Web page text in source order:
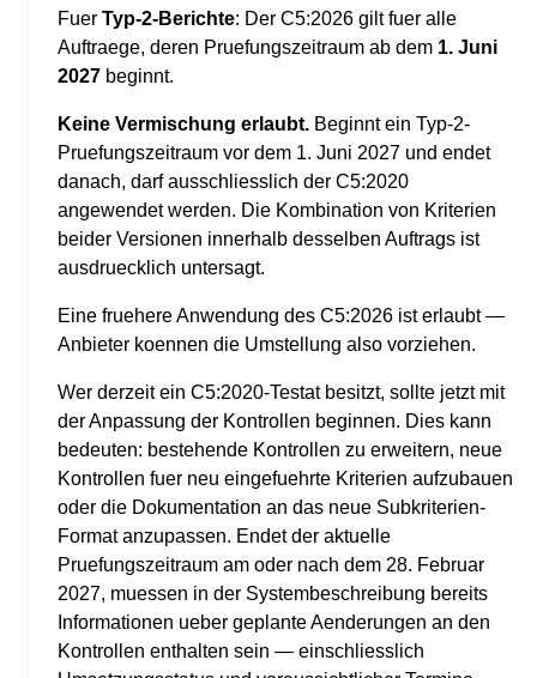
Fuer Typ-2-Berichte: Der C5:2026 gilt fuer alle
Auftraege, deren Pruefungszeitraum ab dem 1. Juni
2027 beginnt.
Keine Vermischung erlaubt. Beginnt ein Typ-2-
Pruefungszeitraum vor dem 1. Juni 2027 und endet
danach, darf ausschliesslich der C5:2020
angewendet werden. Die Kombination von Kriterien
beider Versionen innerhalb desselben Auftrags ist
ausdruecklich untersagt.
Eine fruehere Anwendung des C5:2026 ist erlaubt —
Anbieter koennen die Umstellung also vorziehen.
Wer derzeit ein C5:2020-Testat besitzt, sollte jetzt mit
der Anpassung der Kontrollen beginnen. Dies kann
bedeuten: bestehende Kontrollen zu erweitern, neue
Kontrollen fuer neu eingefuehrte Kriterien aufzubauen
oder die Dokumentation an das neue Subkriterien-
Format anzupassen. Endet der aktuelle
Pruefungszeitraum am oder nach dem 28. Februar
2027, muessen in der Systembeschreibung bereits
Informationen ueber geplante Aenderungen an den
Kontrollen enthalten sein — einschliesslich